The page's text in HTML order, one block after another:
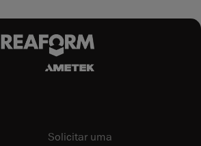
Solicitar uma